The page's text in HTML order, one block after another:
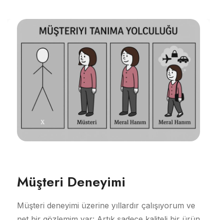
Müşteri Deneyimi
Müşteri deneyimi üzerine yıllardır çalışıyorum ve